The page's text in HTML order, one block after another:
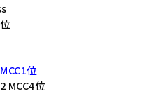
位
MCC4位